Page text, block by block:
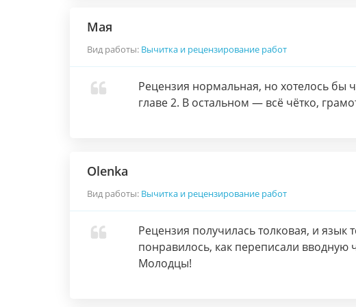
Мая
Вид работы: Вычитка и рецензирование работ
Рецензия нормальная, но хотелось бы
главе 2. В остальном — всё чётко,
Olenka
Вид работы: Вычитка и рецензирование работ
Рецензия получилась толковая, и язык
понравилось, как переписали вводную
Молодцы!